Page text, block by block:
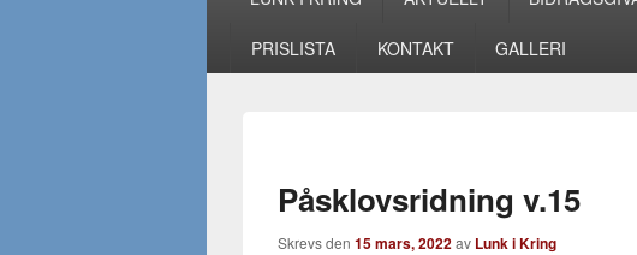
PRISLISTA KONTAKT GALLERI
Påsklovsridning v.15
Skrevs den15 mars, 2022av Lunk i Kring